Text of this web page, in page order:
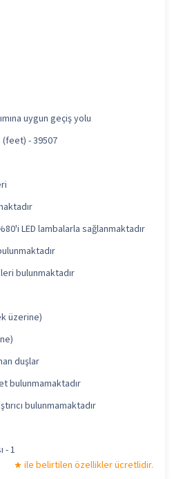
uygun geçiş yolu
(feet) - 39507
LED lambalarla sağlanmaktadır
bulunmaktadır
üzerine)
duşlar
bulunmamaktadır
bulunmamaktadır
- 1
ile belirtilen özellikler ücretlidir.